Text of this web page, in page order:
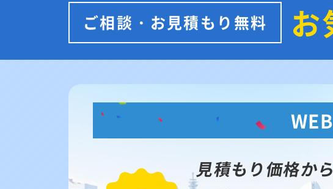
ご相談・お見積もり無料 お
見積もり価格か